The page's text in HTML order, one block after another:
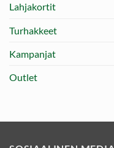
Lahjakortit
Turhakkeet
Kampanjat
Outlet